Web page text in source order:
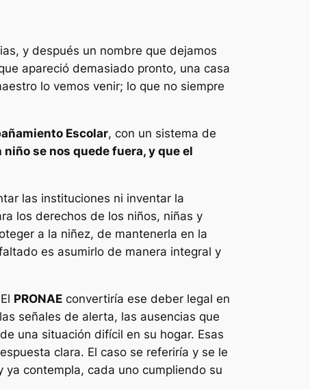
y después un nombre que dejamos
apareció demasiado pronto, una casa
lo vemos venir; lo que no siempre
Escolar, con un sistema de
se nos quede fuera, y que el
las instituciones ni inventar la
los derechos de los niños, niñas y
a la niñez, de mantenerla en la
es asumirlo de manera integral y
PRONAE convertiría ese deber legal en
señales de alerta, las ausencias que
una situación difícil en su hogar. Esas
clara. El caso se referiría y se le
contempla, cada uno cumpliendo su